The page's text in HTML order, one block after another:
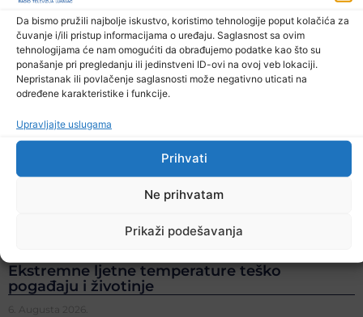
Da bismo pružili najbolje iskustvo, koristimo tehnologije poput kolačića za
čuvanje i/ili pristup informacijama o uređaju. Saglasnost sa ovim
tehnologijama će nam omogućiti da obrađujemo podatke kao što su
ponašanje pri pregledanju ili jedinstveni ID-ovi na ovoj veb lokaciji.
Nepristanak ili povlačenje saglasnosti može negativno uticati na
određene karakteristike i funkcije.
Upravljajte uslugama
Prihvati
Ne prihvatam
Prikaži podešavanja
Ekstremne ljetne temperature teško
pogađaju i životinje
6. Augusta 2026.